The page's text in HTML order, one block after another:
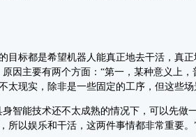
标都是希望机器人能真正地去干活，真正
因主要有两个方面：“第一，某种意义上
太现实，除非是一些固定的工序，但这些
能技术还不太成熟的情况下，可以先做
以娱乐和干活，这两件事情都非常重要。